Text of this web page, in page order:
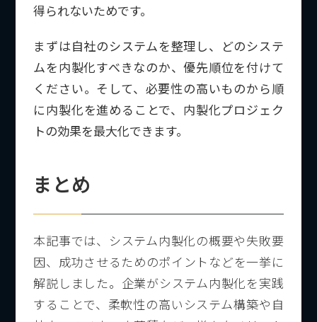
得られないためです。
まずは自社のシステムを整理し、どのシステ
ムを内製化すべきなのか、優先順位を付けて
ください。そして、必要性の高いものから順
に内製化を進めることで、内製化プロジェク
トの効果を最大化できます。
まとめ
本記事では、システム内製化の概要や失敗要
因、成功させるためのポイントなどを一挙に
解説しました。企業がシステム内製化を実践
することで、柔軟性の高いシステム構築や自